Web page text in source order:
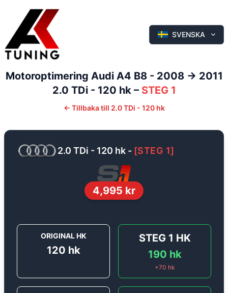
SVENSKA
Motoroptimering Audi A4 B8 - 2008 -> 2011
2.0 TDi - 120 hk– STEG 1
← Tillbaka till 2.0 TDi - 120 hk
2.0 TDi - 120 hk - [STEG 1]
4,995 kr
ORIGINAL HK
120 hk
STEG 1 HK
190 hk
+70 hk